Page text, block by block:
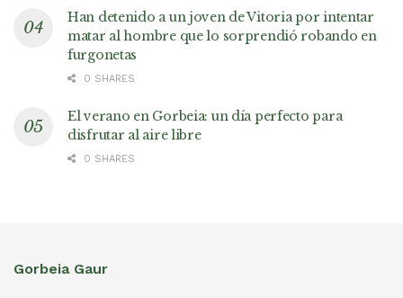
Han detenido a un joven de Vitoria por intentar
matar al hombre que lo sorprendió robando en
furgonetas
0 SHARES
El verano en Gorbeia: un día perfecto para
disfrutar al aire libre
0 SHARES
Gorbeia Gaur